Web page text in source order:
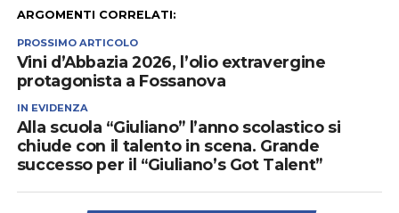
ARGOMENTI CORRELATI:
PROSSIMO ARTICOLO
Vini d’Abbazia 2026, l’olio extravergine
protagonista a Fossanova
IN EVIDENZA
Alla scuola “Giuliano” l’anno scolastico si
chiude con il talento in scena. Grande
successo per il “Giuliano’s Got Talent”